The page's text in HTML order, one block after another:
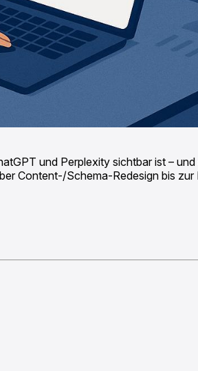
und Perplexity sichtbar ist –
Content-/Schema-Redesign bis